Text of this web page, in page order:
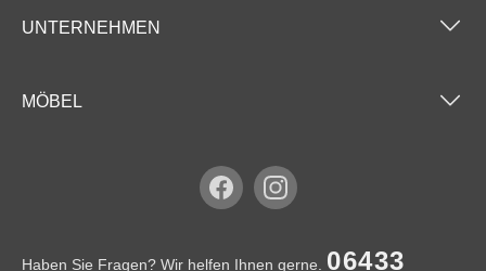
UNTERNEHMEN
MÖBEL
Haben Sie Fragen? Wir helfen Ihnen gerne. 06433